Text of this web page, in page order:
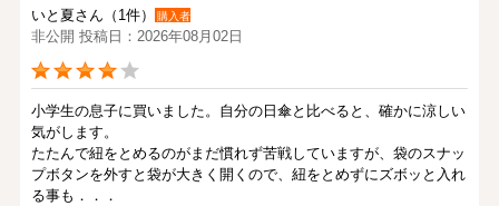
いと夏さん（1件） 購入者
非公開 投稿日：2026年08月02日
小学生の息子に買いました。自分の日傘と比べると、確かに涼しい
気がします。
たたんで紐をとめるのがまだ慣れず苦戦していますが、袋のスナッ
プボタンを外すと袋が大きく開くので、紐をとめずにズボッと入れ
る事も．．．